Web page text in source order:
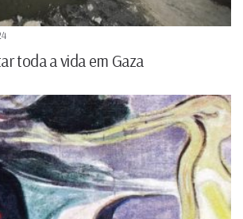
toda a vida em Gaza